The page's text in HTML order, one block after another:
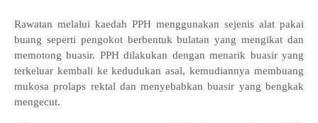
Rawatan melalui kaedah PPH menggunakan sejenis alat pakai
buang seperti pengokot berbentuk bulatan yang mengikat dan
memotong buasir. PPH dilakukan dengan menarik buasir yang
terkeluar kembali ke kedudukan asal, kemudiannya membuang
mukosa prolaps rektal dan menyebabkan buasir yang bengkak
mengecut.